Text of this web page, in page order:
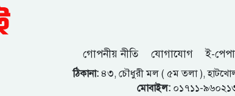
গোপনীয় নীতি যোগাযোগ ই-
ঠিকানা: ৪৩, চৌধুরী মল ( ৫ম তলা ),
মোবাইল:০১৭১১-